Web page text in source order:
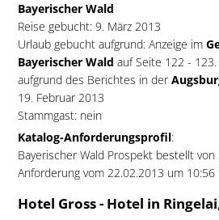
Bayerischer Wald
Reise gebucht: 9. März 2013
Urlaub gebucht aufgrund: Anzeige im
Bayerischer Wald auf Seite 122 -
aufgrund des Berichtes in der
19. Februar 2013
Stammgast: nein
Katalog-Anforderungsprofil:
Bayerischer Wald Prospekt bestellt von
Anforderung vom 22.02.2013 um
Hotel Gross - Hotel in